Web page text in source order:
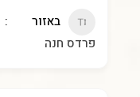
באזור
פרדס חנה